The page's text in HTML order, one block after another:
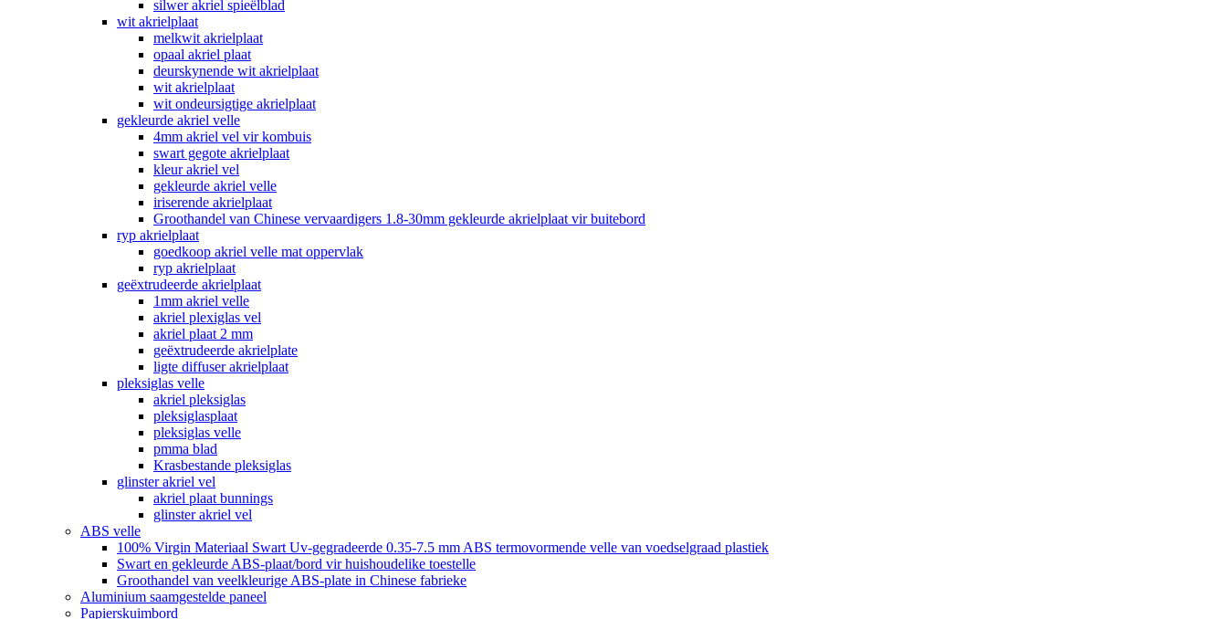
silwer akriel spieëlblad
wit akrielplaat
melkwit akrielplaat
opaal akriel plaat
deurskynende wit akrielplaat
wit akrielplaat
wit ondeursigtige akrielplaat
gekleurde akriel velle
4mm akriel vel vir kombuis
swart gegote akrielplaat
kleur akriel vel
gekleurde akriel velle
iriserende akrielplaat
Groothandel van Chinese vervaardigers 1.8-30mm gekleurde akrielplaat vir buitebord
ryp akrielplaat
goedkoop akriel velle mat oppervlak
ryp akrielplaat
geëxtrudeerde akrielplaat
1mm akriel velle
akriel plexiglas vel
akriel plaat 2 mm
geëxtrudeerde akrielplate
ligte diffuser akrielplaat
pleksiglas velle
akriel pleksiglas
pleksiglasplaat
pleksiglas velle
pmma blad
Krasbestande pleksiglas
glinster akriel vel
akriel plaat bunnings
glinster akriel vel
ABS velle
100% Virgin Materiaal Swart Uv-gegradeerde 0.35-7.5 mm ABS termovormende velle van voedselgraad plastiek
Swart en gekleurde ABS-plaat/bord vir huishoudelike toestelle
Groothandel van veelkleurige ABS-plate in Chinese fabrieke
Aluminium saamgestelde paneel
Papierskuimbord